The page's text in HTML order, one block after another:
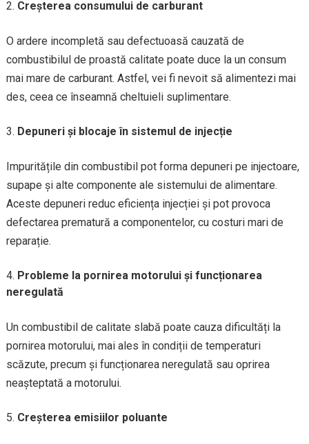
Creșterea consumului de carburant
O ardere incompletă sau defectuoasă cauzată de
combustibilul de proastă calitate poate duce la un consum
mai mare de carburant. Astfel, vei fi nevoit să alimentezi mai
des, ceea ce înseamnă cheltuieli suplimentare.
Depuneri și blocaje în sistemul de injecție
Impuritățile din combustibil pot forma depuneri pe injectoare,
supape și alte componente ale sistemului de alimentare.
Aceste depuneri reduc eficiența injecției și pot provoca
defectarea prematură a componentelor, cu costuri mari de
reparație.
Probleme la pornirea motorului și funcționarea
neregulată
Un combustibil de calitate slabă poate cauza dificultăți la
pornirea motorului, mai ales în condiții de temperaturi
scăzute, precum și funcționarea neregulată sau oprirea
neașteptată a motorului.
Creșterea emisiilor poluante